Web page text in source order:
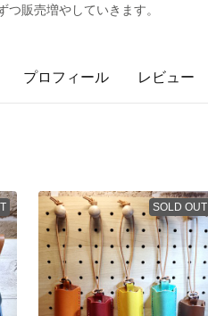
つ販売増やしていきます。
プロフィール レビュー
SOLD OUT